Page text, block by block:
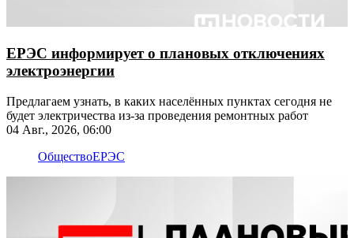
ЕРЭС информирует о плановых отключениях
электроэнергии
​​​​​​​Предлагаем узнать, в каких населённых пунктах сегодня не
будет электричества из-за проведения ремонтных работ
04 Авг., 2026, 06:00
ОбществоЕРЭС